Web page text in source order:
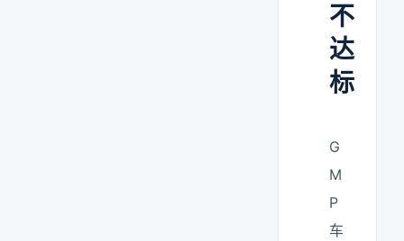
不
达
标
G
M
P
车